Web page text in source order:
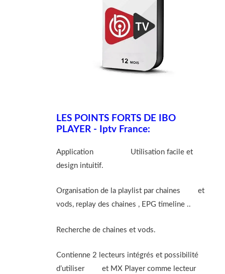
LES POINTS FORTS DE IBO
PLAYER - Iptv France:
Application
Utilisation facile et
design intuitif.
Organisation de la playlist par chaines
et
vods, replay des chaines , EPG timeline ..
Recherche de chaines et vods.
Contienne 2 lecteurs intégrés et possibilité
d’utiliser
et MX Player comme lecteur